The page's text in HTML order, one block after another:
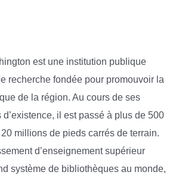
est une institution publique
recherche fondée pour promouvoir la
de la région. Au cours de ses
il est passé à plus de 500
millions de pieds carrés de terrain.
d’enseignement supérieur
système de bibliothèques au monde,